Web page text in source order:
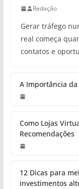
Redação
Gerar tráfego
real começa
contatos e
A Importância
Como Lojas
Recomendações
12 Dicas para
investimentos